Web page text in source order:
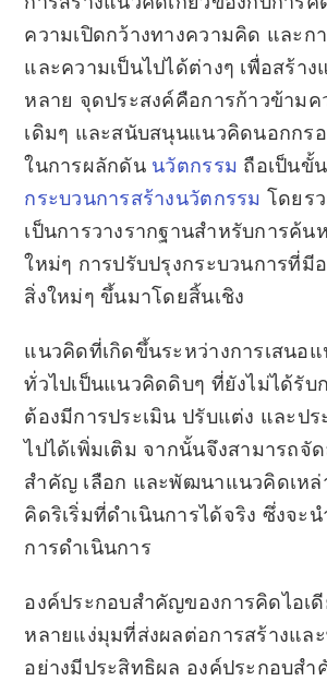
ความเปิดกว้างทางความคิด และก
และความเป็นไปได้ต่างๆ เพื่อสร้า
หลาย จุดประสงค์คือการก้าวข้าม
เดิมๆ และสนับสนุนแนวคิดนอกกร
ในการผลักดัน นวัตกรรม ถือเป็นขั้
กระบวนการสร้างนวัตกรรม โดยร
เป็นการวางรากฐานสำหรับการค้
ใหม่ๆ การปรับปรุงกระบวนการที่มี
สิ่งใหม่ๆ ขึ้นมาโดยสิ้นเชิง
แนวคิดที่เกิดขึ้นระหว่างการเสนอ
ทั่วไปเป็นแนวคิดดิบๆ ที่ยังไม่ได้รับ
ต้องมีการประเมิน ปรับแต่ง และปร
ไปได้เพิ่มเติม จากนั้นจึงสามารถจั
สำคัญ เลือก และพัฒนาแนวคิดเหล่
คิดริเริ่มที่ดำเนินการได้จริง ซึ่งจะ
การดำเนินการ
องค์ประกอบสำคัญของการคิดไอเ
หลายแง่มุมที่ส่งผลต่อการสร้างแล
อย่างมีประสิทธิผล องค์ประกอบสำ